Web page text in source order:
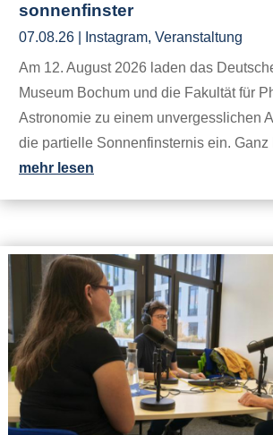
sonnenfinster
07.08.26 Instagram, Veranstaltung
Am 12. August 2026 laden das
Museum Bochum und die Fakultät für
Astronomie zu einem unvergesslichen
die partielle Sonnenfinsternis ein. Ganz
mehr lesen